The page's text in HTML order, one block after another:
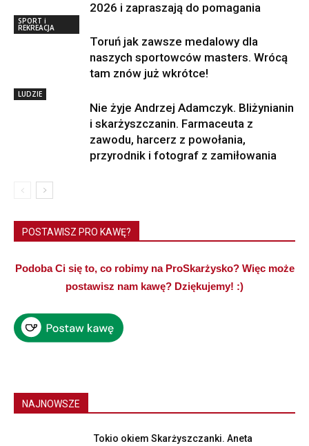
2026 i zapraszają do pomagania
SPORT i
REKREACJA
Toruń jak zawsze medalowy dla
naszych sportowców masters. Wrócą
tam znów już wkrótce!
LUDZIE
Nie żyje Andrzej Adamczyk. Bliżynianin
i skarżyszczanin. Farmaceuta z
zawodu, harcerz z powołania,
przyrodnik i fotograf z zamiłowania
POSTAWISZ PRO KAWĘ?
Podoba Ci się to, co robimy na ProSkarżysko? Więc może
postawisz nam kawę? Dziękujemy! :)
NAJNOWSZE
Tokio okiem Skarżyszczanki. Aneta